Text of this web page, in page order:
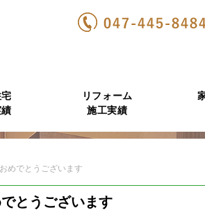
リフォーム
施工実績
めでとうございます
とうございます